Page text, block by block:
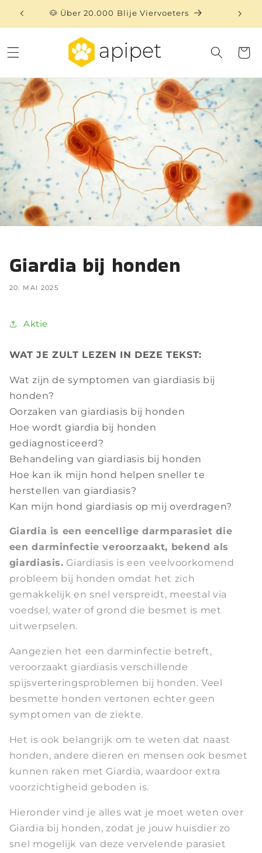
zum
Inhalt
🐶 Über 20.000 Blije Viervoeters
Giardia bij honden
20. MAI 2025
Aktie
WAT JE ZULT LEZEN IN DEZE TEKST:
Wat zijn de symptomen van giardiasis bij
honden?
Oorzaken van giardiasis bij honden
Hoe wordt giardia bij honden
gediagnosticeerd?
Behandeling van giardiasis bij honden
Hoe kan ik mijn hond helpen sneller te
herstellen van giardiasis?
Kan mijn hond giardiasis op mij overdragen?
Giardia is een eencellige darmparasiet die
een darminfectie veroorzaakt, bekend als
giardiasis. Giardiasis is een veelvoorkomend
probleem bij honden omdat het zich
gemakkelijk en snel verspreidt, meestal via
voedsel, water of grond die besmet is met
uitwerpselen.
Aangezien het een darminfectie betreft,
veroorzaakt giardiasis verschillende
spijsverteringsproblemen bij honden. Veel
besmette honden vertonen echter geen
symptomen van de ziekte.
Het is ook belangrijk om te weten dat naast
honden, andere dieren en mensen ook besmet
kunnen raken met Giardia, waardoor extra
voorzichtigheid geboden is.
Hieronder vind je alles wat je moet weten over
Giardia bij honden, zodat je jouw huisdier zo
snel mogelijk van deze vervelende parasiet